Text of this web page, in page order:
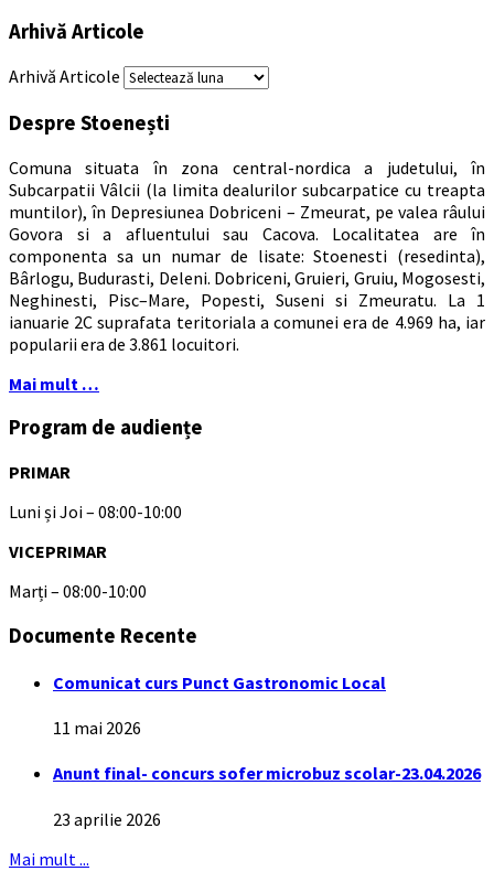
Arhivă Articole
Arhivă Articole
Despre Stoenești
Comuna situata în zona central-nordica a judetului, în
Subcarpatii Vâlcii (la limita dealurilor subcarpatice cu treapta
muntilor), în Depresiunea Dobriceni – Zmeurat, pe valea râului
Govora si a afluentului sau Cacova. Localitatea are în
componenta sa un numar de lisate: Stoenesti (resedinta),
Bârlogu, Budurasti, Deleni. Dobriceni, Gruieri, Gruiu, Mogosesti,
Neghinesti, Pisc–Mare, Popesti, Suseni si Zmeuratu. La 1
ianuarie 2C suprafata teritoriala a comunei era de 4.969 ha, iar
popularii era de 3.861 locuitori.
Mai mult …
Program de audiențe
PRIMAR
Luni și Joi – 08:00-10:00
VICEPRIMAR
Marți – 08:00-10:00
Documente Recente
Comunicat curs Punct Gastronomic Local
11 mai 2026
Anunt final- concurs sofer microbuz scolar-23.04.2026
23 aprilie 2026
Mai mult ...